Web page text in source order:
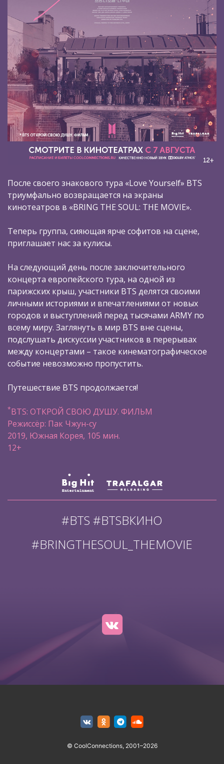
После своего знакового тура «Love Yourself» BTS
триумфально возвращается на экраны
кинотеатров в «BRING THE SOUL: THE MOVIE».
Теперь группа, сияющая ярче софитов на сцене,
приглашает нас за кулисы.
На следующий день после заключительного
концерта европейского тура, на одной из
парижских крыш, участники BTS делятся своими
личными историями и впечатлениями от новых
городов и выступлений перед тысячами ARMY по
всему миру. Заглянуть в мир BTS вне сцены,
подслушать дискуссии участников в перерывах
между концертами – такое кинематографическое
событие невозможно пропустить.
Путешествие BTS продолжается!
*BTS: ОТКРОЙ СВОЮ ДУШУ. ФИЛЬМ
Режиссёр: Пак Чжун-су
2019, Южная Корея, 105 мин.
12+
#BTS #BTSВКИНО
#BRINGTHESOUL_THEMOVIE
© CoolConnections, 2001–2026